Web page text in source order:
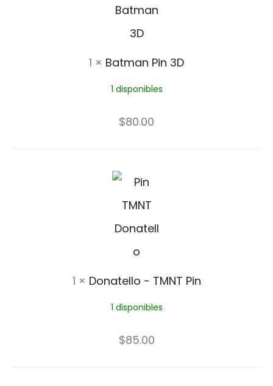
P
i
n
a
t
n
P
3
D
1 × Batman Pin 3D
1 disponibles
$80.00
D
o
n
a
l
l
1 × Donatello - TMNT Pin
1 disponibles
$85.00